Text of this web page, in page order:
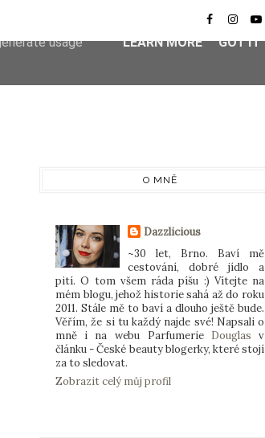
O MNĚ
Dazzlicious
~30 let, Brno. Baví mě
cestování, dobré jídlo a
pití. O tom všem ráda píšu :) Vítejte na
mém blogu, jehož historie sahá až do roku
2011. Stále mě to baví a dlouho ještě bude.
Věřím, že si tu každý najde své! Napsali o
mně i na webu Parfumerie Douglas v
článku - České beauty blogerky, které stojí
za to sledovat.
Zobrazit celý můj profil
user-agent
usage
LEARN MORE GOT IT